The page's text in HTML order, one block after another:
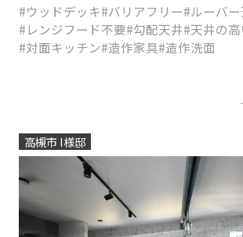
#ウッドデッキ#バリアフリー#ルーバ
#レンジフード不要#勾配天井#天井の
#対面キッチン#造作家具#造作洗面
高槻市 I様邸